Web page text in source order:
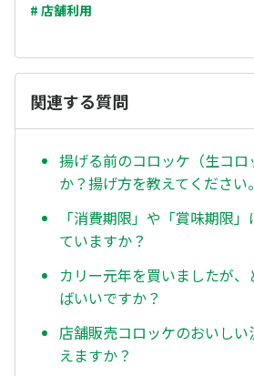
# 店舗利用
関連する質問
揚げる前のコロッケ（生コ
か？揚げ方を教えてください。
「消費期限」や「賞味期限
ていますか？
カリー元年を買いましたが
ばいいですか？
店舗販売コロッケのおいしい
えますか？